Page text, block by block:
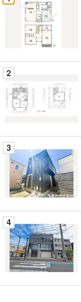
け
件
を
マ
イ
ペ
に
保
存
す
る
2
3
4